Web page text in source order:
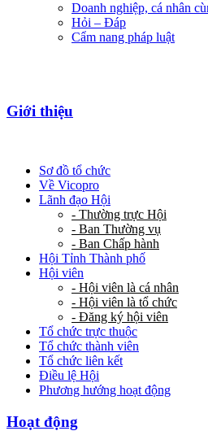
Doanh nghiệp, cá nhân
Hỏi – Đáp
Cẩm nang pháp luật
Giới thiệu
Sơ đồ tổ chức
Về Vicopro
Lãnh đạo Hội
- Thường trực Hội
- Ban Thường vụ
- Ban Chấp hành
Hội Tỉnh Thành phố
Hội viên
- Hội viên là cá nhân
- Hội viên là tổ chức
- Đăng ký hội viên
Tổ chức trực thuộc
Tổ chức thành viên
Tổ chức liên kết
Điều lệ Hội
Phương hướng hoạt động
Hoạt động